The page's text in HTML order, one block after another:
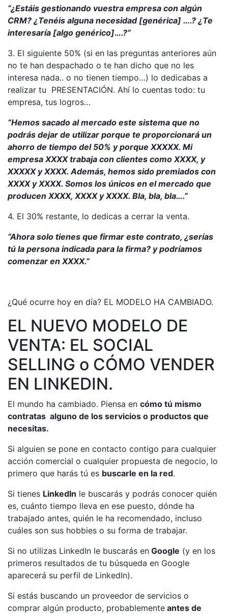
“¿Estáis gestionando vuestra empresa con algún
CRM? ¿Tenéis alguna necesidad [genérica] ….? ¿Te
interesaría [algo genérico]….?”
3. El siguiente 50% (si en las preguntas anteriores aún
no te han despachado o te han dicho que no les
interesa nada.. o no tienen tiempo…) lo dedicabas a
realizar tu PRESENTACIÓN. Ahí lo cuentas todo: tu
empresa, tus logros…
“Hemos sacado al mercado este sistema que no
podrás dejar de utilizar porque te proporcionará un
ahorro de tiempo del 50% y porque XXXXX. Mi
empresa XXXX trabaja con clientes como XXXX, y
XXXXX y XXXX. Además, hemos sido premiados con
XXXX y XXXX. Somos los únicos en el mercado que
producen XXXX, XXXX y XXXX. Bla, bla, bla….”
4. El 30% restante, lo dedicas a cerrar la venta.
“Ahora solo tienes que firmar este contrato, ¿serías
tú la persona indicada para la firma? y podríamos
comenzar en XXXX.”
¿Qué ocurre hoy en día? EL MODELO HA CAMBIADO.
EL NUEVO MODELO DE
VENTA: EL SOCIAL
SELLING o CÓMO VENDER
EN LINKEDIN.
El mundo ha cambiado. Piensa en cómo tú mismo
contratas alguno de los servicios o productos que
necesitas.
Si alguien se pone en contacto contigo para cualquier
acción comercial o cualquier propuesta de negocio, lo
primero que harás tú es buscarle en la red.
Si tienes LinkedIn le buscarás y podrás conocer quién
es, cuánto tiempo lleva en ese puesto, dónde ha
trabajado antes, quién le ha recomendado, incluso
cuáles son sus hobbies o su forma de trabajar.
Si no utilizas LinkedIn le buscarás en Google (y en los
primeros resultados de tu búsqueda en Google
aparecerá su perfil de LinkedIn).
Si estás buscando un proveedor de servicios o
comprar algún producto, probablemente antes de